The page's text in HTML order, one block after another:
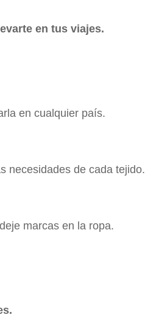
en tus viajes.
en cualquier país.
necesidades de cada tejido.
marcas en la ropa.